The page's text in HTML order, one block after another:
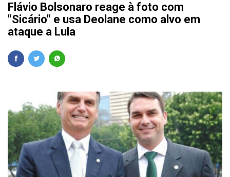
Flávio Bolsonaro reage à foto com
"Sicário" e usa Deolane como alvo em
ataque a Lula